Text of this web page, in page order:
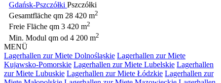
Gdańsk-Pszczółki Pszczółki
Gesamtfläche qm 28 420 m2
Freie Fläche qm 3 420 m2
Min. Modul qm od 4 200 m2
MENÜ
Lagerhallen zur Miete Dolnośląskie Lagerhallen zur Miete
Kujawsko-Pomorskie Lagerhallen zur Miete Lubelskie Lagerhallen
zur Miete Lubuskie Lagerhallen zur Miete Łódzkie Lagerhallen zur